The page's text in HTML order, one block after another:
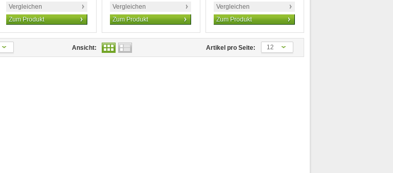
Vergleichen
Zum Produkt
Vergleichen
Zum Produkt
Vergleichen
Zum Produkt
Artikel pro Seite: 12
Ansicht: